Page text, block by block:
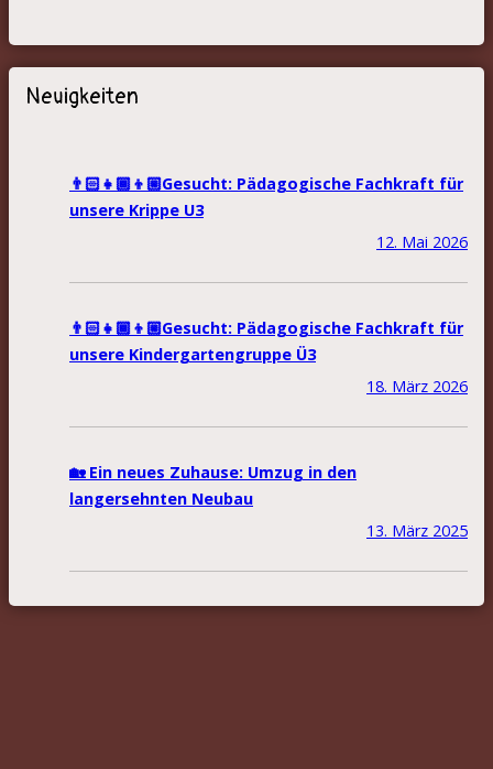
Neuigkeiten
👨🏻‍👧🏾‍👦🏼Gesucht: Pädagogische Fachkraft für
unsere Krippe U3
12. Mai 2026
👨🏻‍👧🏾‍👦🏼Gesucht: Pädagogische Fachkraft für
unsere Kindergartengruppe Ü3
18. März 2026
🏡 Ein neues Zuhause: Umzug in den
langersehnten Neubau
13. März 2025